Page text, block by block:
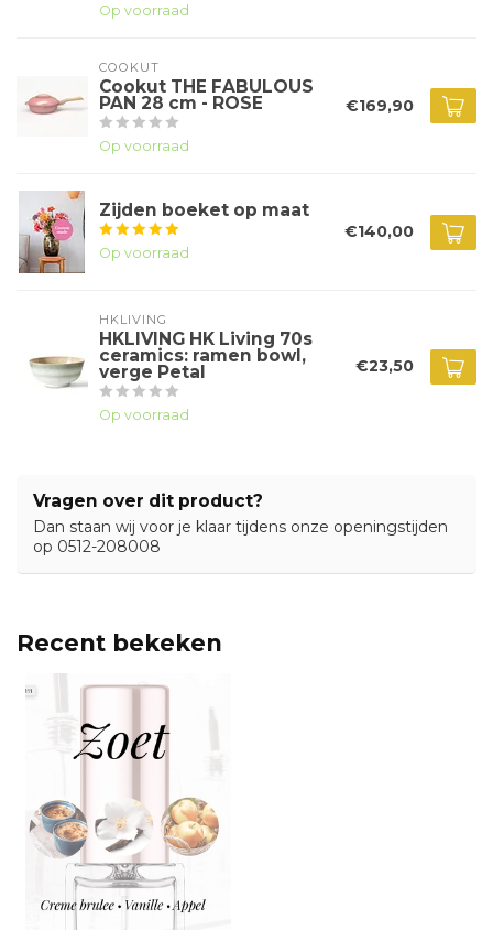
Op voorraad
COOKUT
Cookut THE FABULOUS
PAN 28 cm - ROSE
Op voorraad
€169,90
Zijden boeket op maat
Op voorraad
€140,00
HKLIVING
HKLIVING HK Living 70s
ceramics: ramen bowl,
verge Petal
Op voorraad
€23,50
Vragen over dit product?
Dan staan wij voor je klaar tijdens onze openingstijden
op 0512-208008
Recent bekeken